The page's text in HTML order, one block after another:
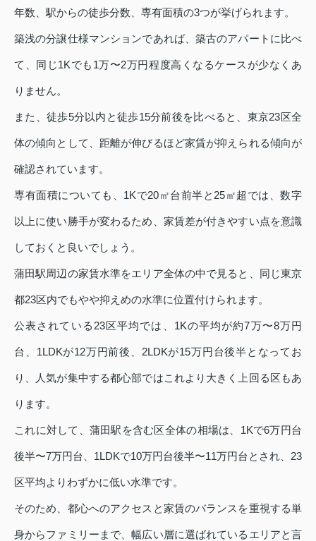
年数、駅からの徒歩分数、専有面積の3つが挙げられます。
築浅の分譲仕様マンションであれば、築古のアパートに比べ
て、同じ1Kでも1万〜2万円程度高くなるケースが少なくあ
りません。
また、徒歩5分以内と徒歩15分前後を比べると、東京23区全
体の傾向として、距離が伸びるほど家賃が抑えられる傾向が
確認されています。
専有面積についても、1Kで20㎡台前半と25㎡超では、数字
以上に使い勝手が変わるため、家賃差が付きやすい点を意識
しておくと良いでしょう。
蒲田駅周辺の家賃水準をエリア全体の中で見ると、同じ東京
都23区内でもやや抑えめの水準に位置付けられます。
公表されている23区平均では、1Kの平均が約7万〜8万円
台、1LDKが12万円前後、2LDKが15万円台後半となってお
り、人気が集中する都心部ではこれより大きく上回る区もあ
ります。
これに対して、蒲田駅を含む区全体の相場は、1Kで6万円台
後半〜7万円台、1LDKで10万円台後半〜11万円台とされ、23
区平均よりわずかに低い水準です。
そのため、都心へのアクセスと家賃のバランスを重視する単
身からファミリーまで、幅広い層に選ばれているエリアと言